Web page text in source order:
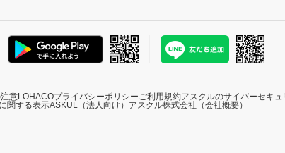
意LOHACOプライバシーポリシーご利用規約アスクルのサイバーセキュ
関する表示ASKUL（法人向け） アスクル株式会社（会社概要）